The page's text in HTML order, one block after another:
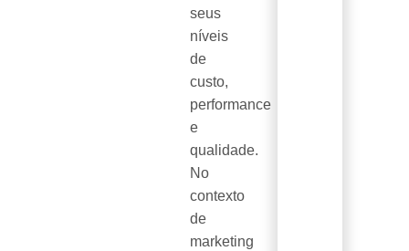
seus
níveis
de
custo,
performance
e
qualidade.
No
contexto
de
marketing